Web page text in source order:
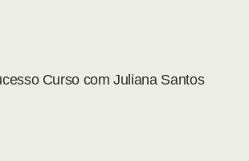
Curso com Juliana Santos